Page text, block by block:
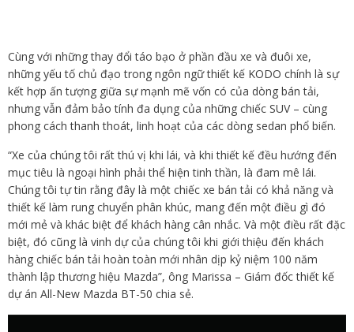
Cùng với những thay đổi táo bạo ở phần đầu xe và đuôi xe,
những yếu tố chủ đạo trong ngôn ngữ thiết kế KODO chính là sự
kết hợp ấn tượng giữa sự mạnh mẽ vốn có của dòng bán tải,
nhưng vẫn đảm bảo tính đa dụng của những chiếc SUV – cùng
phong cách thanh thoát, linh hoạt của các dòng sedan phổ biến.
“Xe của chúng tôi rất thú vị khi lái, và khi thiết kế đều hướng đến
mục tiêu là ngoại hình phải thể hiện tinh thần, là đam mê lái.
Chúng tôi tự tin rằng đây là một chiếc xe bán tải có khả năng và
thiết kế làm rung chuyển phân khúc, mang đến một điều gì đó
mới mẻ và khác biệt để khách hàng cân nhắc. Và một điều rất đặc
biệt, đó cũng là vinh dự của chúng tôi khi giới thiệu đến khách
hàng chiếc bán tải hoàn toàn mới nhân dịp kỷ niệm 100 năm
thành lập thương hiệu Mazda”, ông Marissa – Giám đốc thiết kế
dự án All-New Mazda BT-50 chia sẻ.